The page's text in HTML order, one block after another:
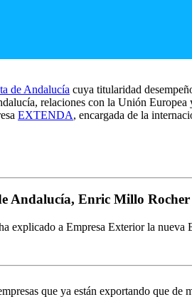
de Andalucía cuya titularidad
relaciones con la Unión
EXTENDA, encargada de la
Andalucía, Enric Millo Rocher
explicado a Empresa Exterior la nueva
que ya están exportando que de